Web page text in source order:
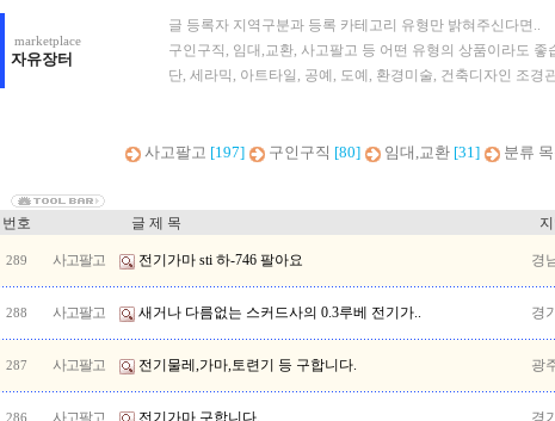
marketplace
자유장터
글 등록자 지역구분과 등록 카테고리 유형만 밝혀주신다면..
구인구직, 임대,교환, 사고팔고 등 어떤 유형의 상품이라도 좋
단, 세라믹, 아트타일, 공예, 도예, 환경미술, 건축디자인 조경
사고팔고 [197] 구인구직 [80] 임대,교환 [31] 분류
번호 글 제 목
289 사고팔고 전기가마 sti 하-746 팔아요 경
288 사고팔고 새거나 다름없는 스커드사의 0.3루베 전기가.. 경기
287 사고팔고 전기물레,가마,토련기 등 구합니다. 광
286 사고팔고 전기가마 구합니다. 경기